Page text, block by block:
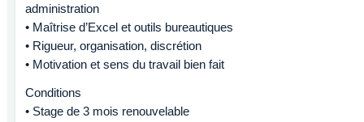
administration
• Maîtrise d’Excel et outils bureautiques
• Rigueur, organisation, discrétion
• Motivation et sens du travail bien fait
Conditions
• Stage de 3 mois renouvelable